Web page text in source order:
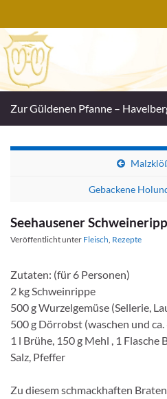
Zur Güldenen Pfanne –
Gebackene
Seehausener
Veröffentlicht unter Fleisch, Rezepte
Zutaten: (für 6 Personen)
2 kg Schweinrippe
500 g Wurzelgemüse (Sellerie,
500 g Dörrobst (waschen und
1 l Brühe, 150 g Mehl , 1 Flasche
Salz, Pfeffer
Zu diesem schmackhaften